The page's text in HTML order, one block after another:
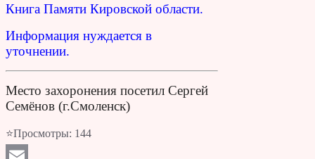
Книга Памяти Кировской области.
Информация нуждается в
уточнении.
Место захоронения посетил Сергей
Семёнов (г.Смоленск)
⭐Просмотры: 144